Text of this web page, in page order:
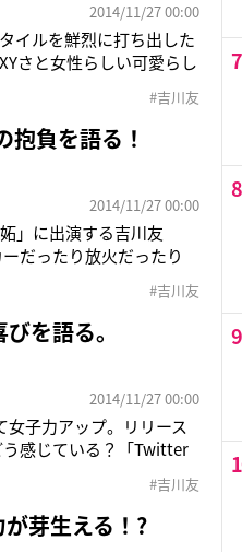
2014/11/27 00:00
イルを鮮烈に打ち出した
さと女性らしい可愛らし
た！ 前曲よりも2ランク
#吉川友
負を語る！
2014/11/27 00:00
」に出演する吉川友
だったり放火だったり
素や、ストーカー。臓
#吉川友
を語る。
2014/11/27 00:00
女子力アップ。リリース
感じている？「Twitter
ださってイベントに遊び
#吉川友
芽生える！?